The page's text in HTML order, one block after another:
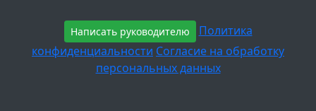
Написать руководителю
Политика
конфиденциальности Согласие на обработку
персональных данных